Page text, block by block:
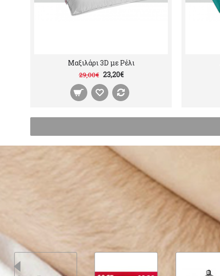
Μαξιλάρι 3D με Ρέλι
29,00€ 23,20€